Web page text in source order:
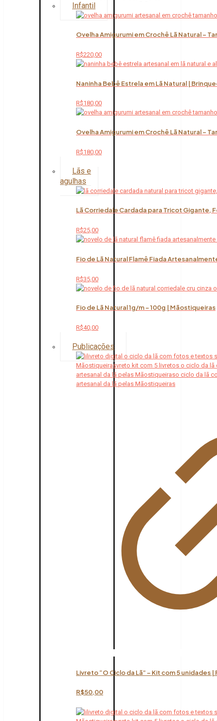
Infantil
Ovelha Amigurumi em Crochê Lã Natural –
R$220,00
Naninha Bebê Estrela em Lã Natural |
R$180,00
Ovelha Amigurumi em Crochê Lã Natural –
R$180,00
Lãs e
agulhas
Lã Corriedale Cardada para Tricot Gigante,
R$25,00
Fio de Lã Natural Flamê Fiada
R$35,00
Fio de Lã Natural 1g/m – 100g | Mãostiqueiras
R$40,00
Publicações
Livreto “O Ciclo da Lã” – Kit com 5 unidades
R$50,00